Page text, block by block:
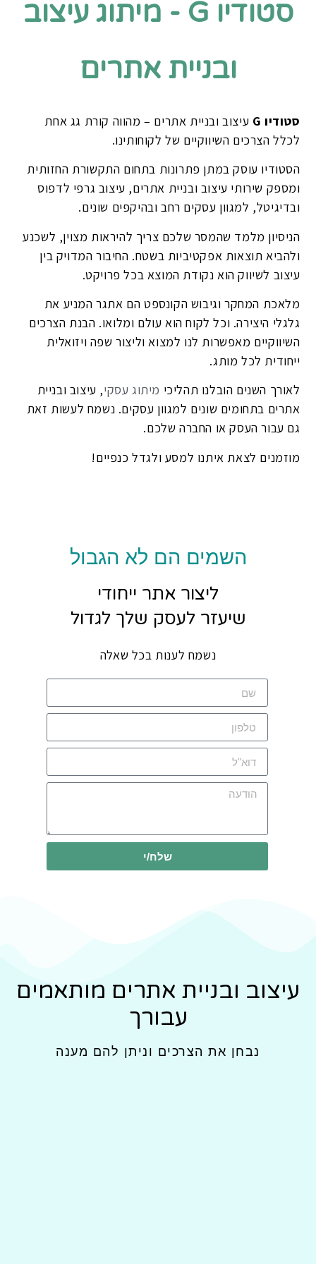
השמים הם לא הגבול
ליצור אתר ייחודי
שיעזר לעסק שלך לגדול
נשמח לענות בכל שאלה
שלח/י
סטודיו G - מיתוג עיצוב
ובניית אתרים
סטודיו G
עיצוב ובניית אתרים – מהווה קורת גג אחת
לכלל הצרכים השיווקיים של לקוחותינו.
הסטודיו עוסק במתן פתרונות בתחום התקשורת החזותית
ומספק שירותי עיצוב ובניית אתרים, עיצוב גרפי לדפוס
ובדיגיטל, למגוון עסקים רחב ובהיקפים שונים.
הניסיון מלמד שהמסר שלכם צריך להיראות מצוין, לשכנע
ולהביא תוצאות אפקטיביות בשטח. החיבור המדויק בין
עיצוב לשיווק הוא נקודת המוצא בכל פרויקט.
מלאכת המחקר וגיבוש הקונספט הם אתגר המניע את
גלגלי היצירה. וכל לקוח הוא עולם ומלואו. הבנת הצרכים
השיווקיים מאפשרות לנו למצוא וליצור שפה ויזואלית
ייחודית לכל מותג.
לאורך השנים הובלנו תהליכי מיתוג עסקי, עיצוב ובניית
אתרים בתחומים שונים למגוון עסקים. נשמח לעשות זאת
גם עבור העסק או החברה שלכם.
מוזמנים לצאת איתנו למסע ולגדל כנפיים!
עיצוב ובניית אתרים מותאמים
עבורך
נבחן את הצרכים וניתן להם מענה